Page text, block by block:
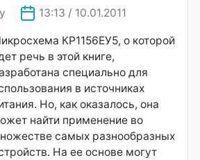
13:13 / 10.01.2011
КР1156ЕУ5, о которой
речь в этой книге,
специально для
в источниках
Но, как оказалось, она
найти применение во
самых разнообразных
На ее основе могут